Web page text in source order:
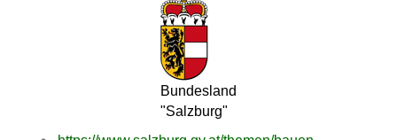
Bundesland
"Salzburg"